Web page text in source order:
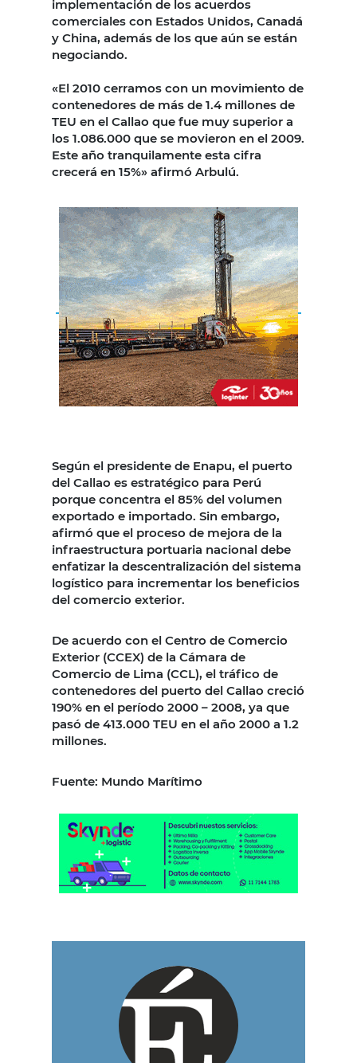
implementación de los acuerdos
comerciales con Estados Unidos, Canadá
y China, además de los que aún se están
negociando.
«El 2010 cerramos con un movimiento de
contenedores de más de 1.4 millones de
TEU en el Callao que fue muy superior a
los 1.086.000 que se movieron en el 2009.
Este año tranquilamente esta cifra
crecerá en 15%» afirmó Arbulú.
Según el presidente de Enapu, el puerto
del Callao es estratégico para Perú
porque concentra el 85% del volumen
exportado e importado. Sin embargo,
afirmó que el proceso de mejora de la
infraestructura portuaria nacional debe
enfatizar la descentralización del sistema
logístico para incrementar los beneficios
del comercio exterior.
De acuerdo con el Centro de Comercio
Exterior (CCEX) de la Cámara de
Comercio de Lima (CCL), el tráfico de
contenedores del puerto del Callao creció
190% en el período 2000 – 2008, ya que
pasó de 413.000 TEU en el año 2000 a 1.2
millones.
Fuente: Mundo Marítimo